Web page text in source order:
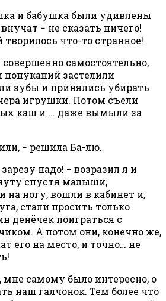
и бабушка были удивлены
− не сказать ничего!
творилось что-то странное!
самостоятельно,
застелили
зубы и принялись убирать
игрушки. Потом съели
каш и ... даже вымыли за
− решила Ба-лю.
надо! − возразил я и
спустя малыши,
на ногу, вошли в кабинет и,
стали просить только
денёчек поиграться с
А потом они, конечно же,
его на место, и точно… не
самому было интересно, о
наш галчонок. Тем более что